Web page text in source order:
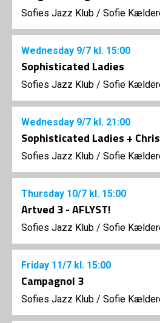
Sofies Jazz Klub / Sofie
Wednesday 9/7 kl. 15:00
Sophisticated Ladies
Sofies Jazz Klub / Sofie
Wednesday 9/7 kl. 21:00
Sophisticated Ladies +
Sofies Jazz Klub / Sofie
Thursday 10/7 kl. 15:00
Artved 3 - AFLYST!
Sofies Jazz Klub / Sofie
Friday 11/7 kl. 15:00
Campagnol 3
Sofies Jazz Klub / Sofie